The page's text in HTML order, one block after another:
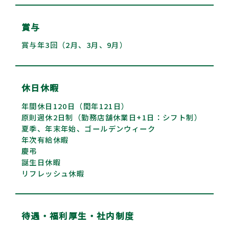
賞与
賞与年3回（2月、3月、9月）
休日休暇
年間休日120日（閏年121日）
原則週休2日制（勤務店舗休業日+1日：シフト制）
夏季、年末年始、ゴールデンウィーク
年次有給休暇
慶弔
誕生日休暇
リフレッシュ休暇
待遇・福利厚生・ 社内制度